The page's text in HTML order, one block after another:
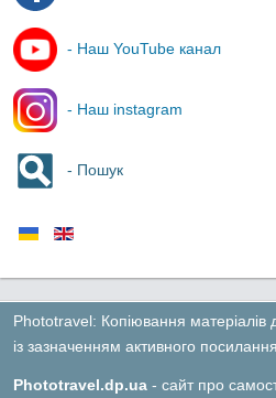
- Наш YouTube канал
- Наш instagram
- Пошук
Phototravel: Копіювання
із зазначенням активного
Phototravel.dp.ua - сайт про